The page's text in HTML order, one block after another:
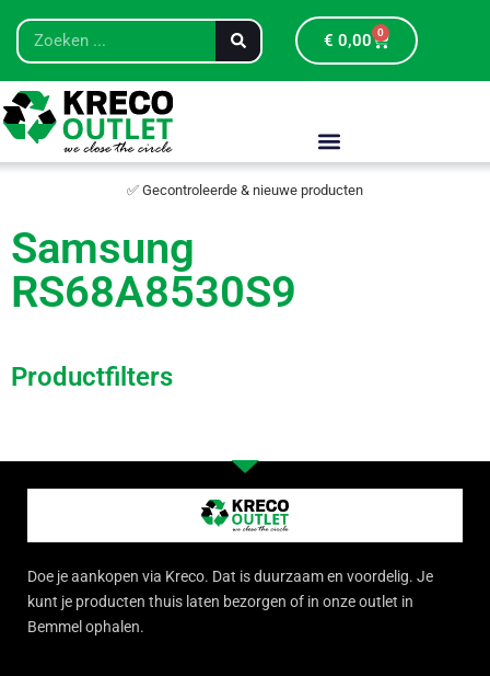
€ 0,00 0
✅ Gecontroleerde & nieuwe producten
Samsung
RS68A8530S9
Productfilters
Doe je aankopen via Kreco. Dat is duurzaam en voordelig. Je
kunt je producten thuis laten bezorgen of in onze outlet in
Bemmel ophalen.